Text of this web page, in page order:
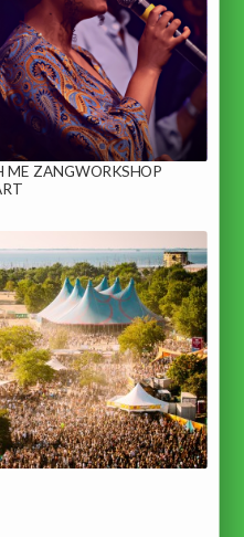
ME ZANGWORKSHOP